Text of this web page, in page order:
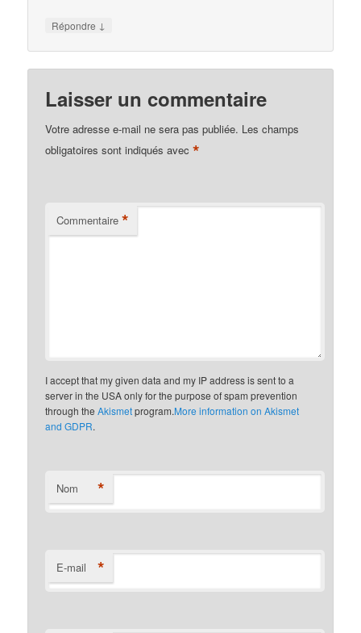
Répondre ↓
Laisser un commentaire
Votre adresse e-mail ne sera pas publiée. Les champs
obligatoires sont indiqués avec*
Commentaire *
I accept that my given data and my IP address is sent to a
server in the USA only for the purpose of spam prevention
through theAkismetprogram.More information on Akismet
and GDPR.
Nom *
E-mail *